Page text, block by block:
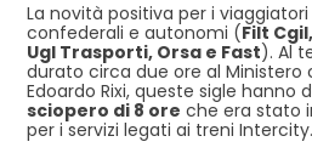
La novità positiva per i
confederali e autonomi (Filt
Ugl Trasporti, Orsa e Fast). Al
durato circa due ore al Ministero
Edoardo Rixi, queste sigle hanno
sciopero di 8 ore che era stato
per i servizi legati ai treni Intercity.